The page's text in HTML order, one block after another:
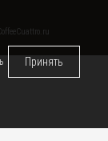
Принять